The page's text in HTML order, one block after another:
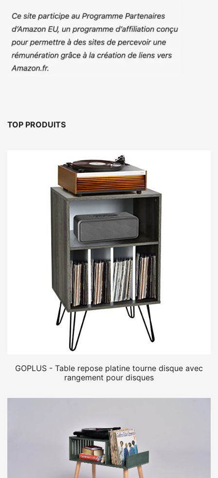
TOP PRODUITS
GOPLUS - Table repose platine tourne disque avec
rangement pour disques